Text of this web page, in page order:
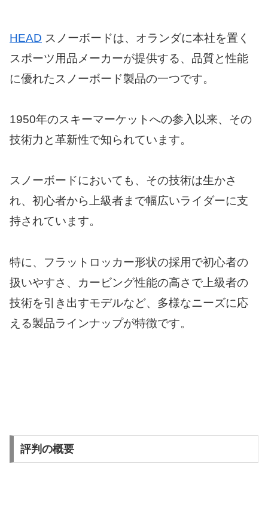
HEAD スノーボードは、オランダに本社を置く
スポーツ用品メーカーが提供する、品質と性能
に優れたスノーボード製品の一つです。
1950年のスキーマーケットへの参入以来、その
技術力と革新性で知られています。
スノーボードにおいても、その技術は生かさ
れ、初心者から上級者まで幅広いライダーに支
持されています。
特に、フラットロッカー形状の採用で初心者の
扱いやすさ、カービング性能の高さで上級者の
技術を引き出すモデルなど、多様なニーズに応
える製品ラインナップが特徴です。
評判の概要